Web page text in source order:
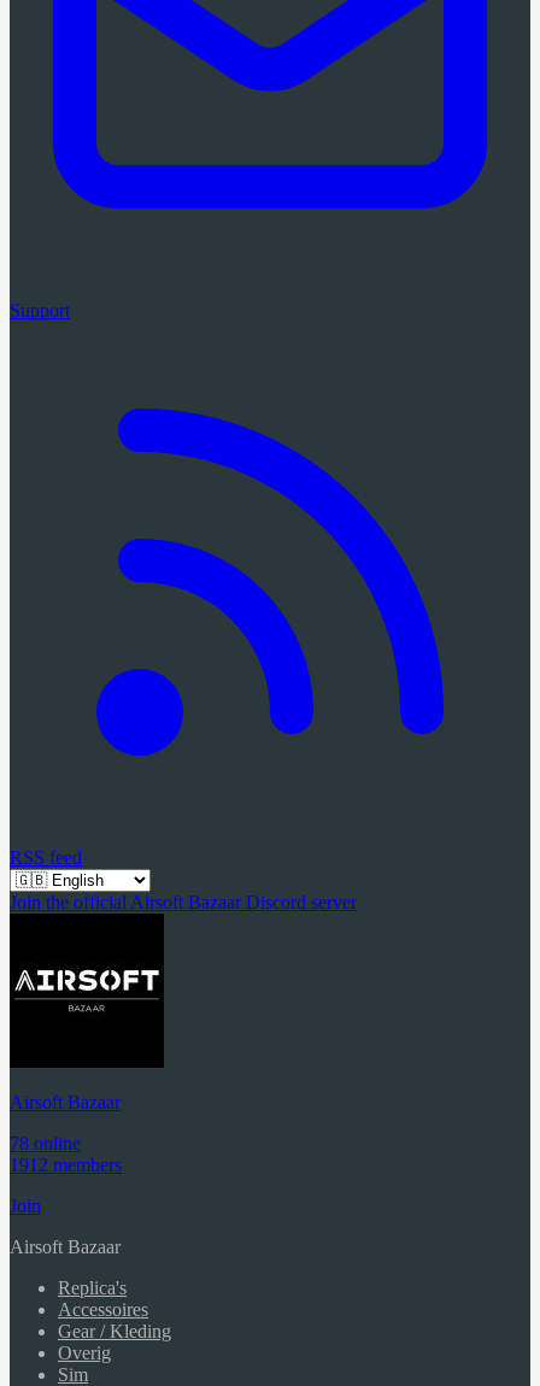
Support
RSS feed
Join the official Airsoft Bazaar Discord server
Airsoft Bazaar
78 online
1912 members
Join
Airsoft Bazaar
Replica's
Accessoires
Gear / Kleding
Overig
Sim